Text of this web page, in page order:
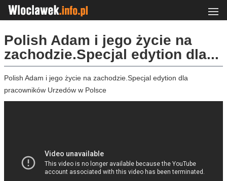
Polish Adam i jego życie na
zachodzie.Specjal edytion dla...
Polish Adam i jego życie na zachodzie.Specjal edytion dla
pracowników Urzedów w Polsce